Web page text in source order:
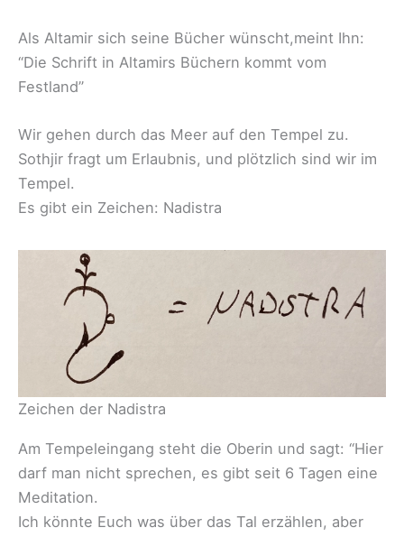
Als Altamir sich seine Bücher wünscht,meint Ihn:
“Die Schrift in Altamirs Büchern kommt vom
Festland”
Wir gehen durch das Meer auf den Tempel zu.
Sothjir fragt um Erlaubnis, und plötzlich sind wir im
Tempel.
Es gibt ein Zeichen: Nadistra
Zeichen der Nadistra
Am Tempeleingang steht die Oberin und sagt: “Hier
darf man nicht sprechen, es gibt seit 6 Tagen eine
Meditation.
Ich könnte Euch was über das Tal erzählen, aber